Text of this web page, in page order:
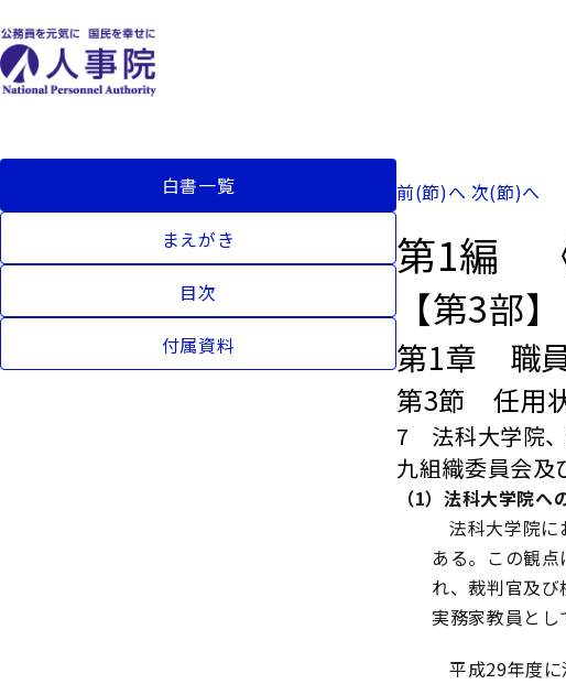
白書一覧
まえがき
目次
付属資料
前(節)へ 次(節)へ
第1編
【第3部
第1章 職
第3節 任用
7 法科大学院、
九組織委員会及
（1）法科大学院へ
法科大学院
ある。この観
れ、裁判官及
実務家教員とし
平成29年度